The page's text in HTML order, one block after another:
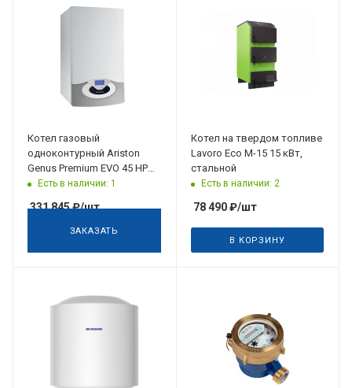
Котел газовый
одноконтурный Ariston
Genus Premium EVO 45 HP
(13,1-43,6 кВт 50/30грС)
Есть в наличии: 1
331 845₽/шт
ЗАКАЗАТЬ
Котел на твердом топливе
Lavoro Eco M-15 15 кВт,
стальной
Есть в наличии: 2
78 490₽/шт
В КОРЗИНУ